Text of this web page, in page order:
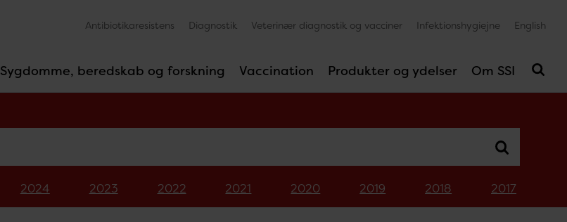
Sygdomme, beredskab og forskning Vaccination Produkter og ydelser Om SSI
Antibiotikaresistens Diagnostik Veterinær diagnostik og vacciner Infektionshygiejne English
2024 2023 2022 2021 2020 2019 2018 2017